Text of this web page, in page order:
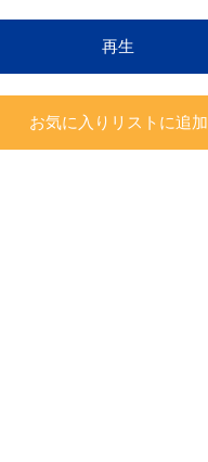
再生
お気に入りリストに追加